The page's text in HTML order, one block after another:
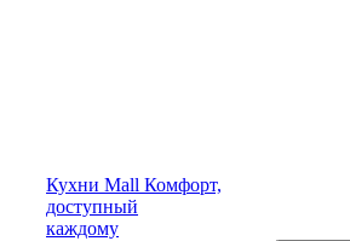
Кухни Mall Комфорт,
доступный
каждому